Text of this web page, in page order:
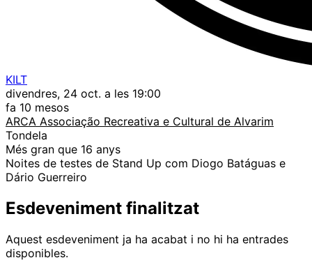
KILT
divendres, 24 oct. a les 19:00
fa 10 mesos
ARCA Associação Recreativa e Cultural de Alvarim
Tondela
Més gran que 16 anys
Noites de testes de Stand Up com Diogo Batáguas e
Dário Guerreiro
Esdeveniment finalitzat
Aquest esdeveniment ja ha acabat i no hi ha entrades
disponibles.